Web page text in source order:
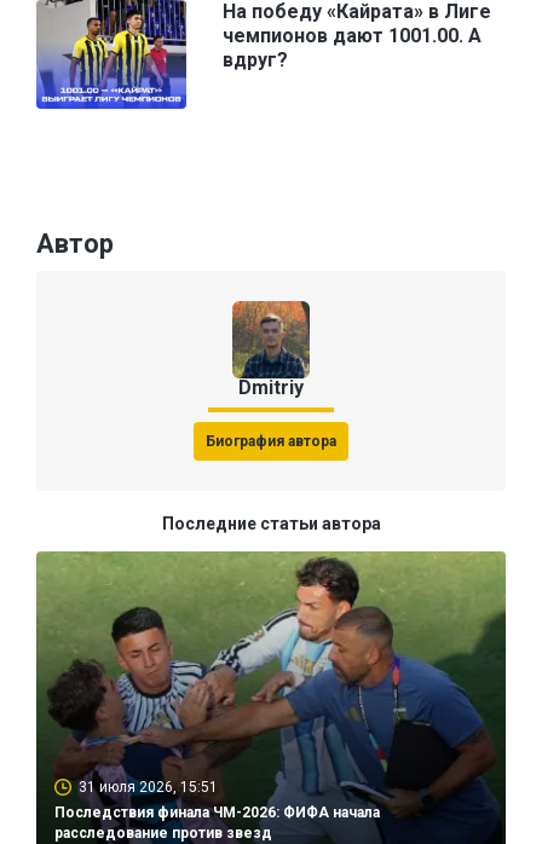
На победу «Кайрата» в Лиге
чемпионов дают 1001.00. А
вдруг?
Автор
Dmitriy
Биография автора
Последние статьи автора
31 июля 2026, 15:51
Последствия финала ЧМ-2026: ФИФА начала
расследование против звезд